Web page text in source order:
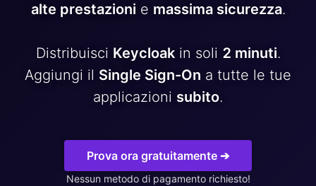
ClickHouse
alte prestazioni e massima sicurezza.
Distribuisci Keycloakin soli 2 minuti.
Aggiungi il Single Sign-On a tutte le tue
applicazioni subito.
Prova ora gratuitamente ➔
Nessun metodo di pagamento richiesto!